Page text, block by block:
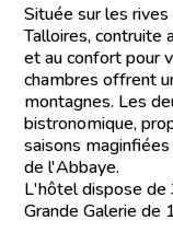
Située sur les
Talloires, contruite
et au confort pour
chambres offrent
montagnes. Les
bistronomique,
saisons
de l'Abbaye.
L'hôtel dispose de
Grande Galerie de